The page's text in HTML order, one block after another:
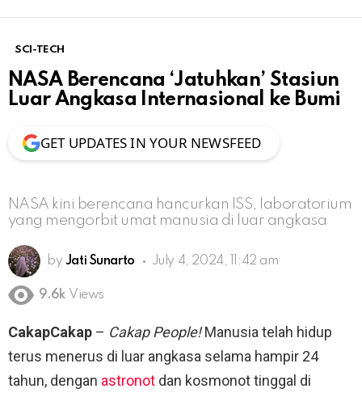
SCI-TECH
NASA Berencana ‘Jatuhkan’ Stasiun
Luar Angkasa Internasional ke Bumi
GET UPDATES IN YOUR NEWSFEED
NASA kini berencana hancurkan ISS, laboratorium
yang mengorbit umat manusia di luar angkasa
by Jati Sunarto July 4, 2024, 11:42 am
9.6k Views
CakapCakap – Cakap People!Manusia telah hidup
terus menerus di luar angkasa selama hampir 24
tahun, dengan astronot dan kosmonot tinggal di